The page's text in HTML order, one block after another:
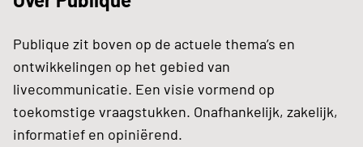
Publique zit boven op de actuele thema’s en
ontwikkelingen op het gebied van
livecommunicatie. Een visie vormend op
toekomstige vraagstukken. Onafhankelijk, zakelijk,
informatief en opiniërend.